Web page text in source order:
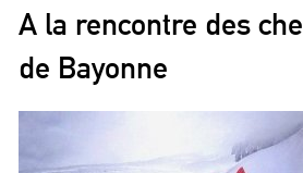
A la rencontre des
de Bayonne